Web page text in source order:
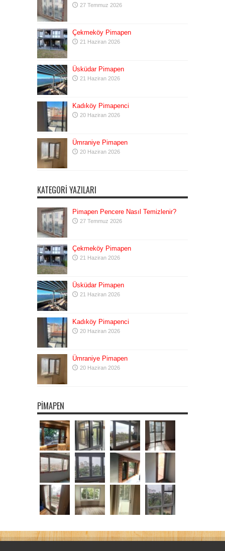
27 Temmuz 2026
Çekmeköy Pimapen
21 Haziran 2026
Üsküdar Pimapen
21 Haziran 2026
Kadıköy Pimapenci
20 Haziran 2026
Ümraniye Pimapen
20 Haziran 2026
KATEGORI YAZILARI
Pimapen Pencere Nasıl Temizlenir?
27 Temmuz 2026
Çekmeköy Pimapen
21 Haziran 2026
Üsküdar Pimapen
21 Haziran 2026
Kadıköy Pimapenci
20 Haziran 2026
Ümraniye Pimapen
20 Haziran 2026
PIMAPEN